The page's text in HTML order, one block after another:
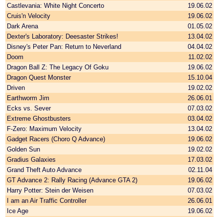
Castlevania: White Night Concerto
19.06.02
Cruis'n Velocity
19.06.02
Dark Arena
01.05.02
Dexter's Laboratory: Deesaster Strikes!
13.04.02
Disney's Peter Pan: Return to Neverland
04.04.02
Doom
11.02.02
Dragon Ball Z: The Legacy Of Goku
19.06.02
Dragon Quest Monster
15.10.04
Driven
19.02.02
Earthworm Jim
26.06.01
Ecks vs. Sever
07.03.02
Extreme Ghostbusters
03.04.02
F-Zero: Maximum Velocity
13.04.02
Gadget Racers (Choro Q Advance)
19.06.02
Golden Sun
19.02.02
Gradius Galaxies
17.03.02
Grand Theft Auto Advance
02.11.04
GT Advance 2: Rally Racing (Advance GTA 2)
19.06.02
Harry Potter: Stein der Weisen
07.03.02
I am an Air Traffic Controller
26.06.01
Ice Age
19.06.02